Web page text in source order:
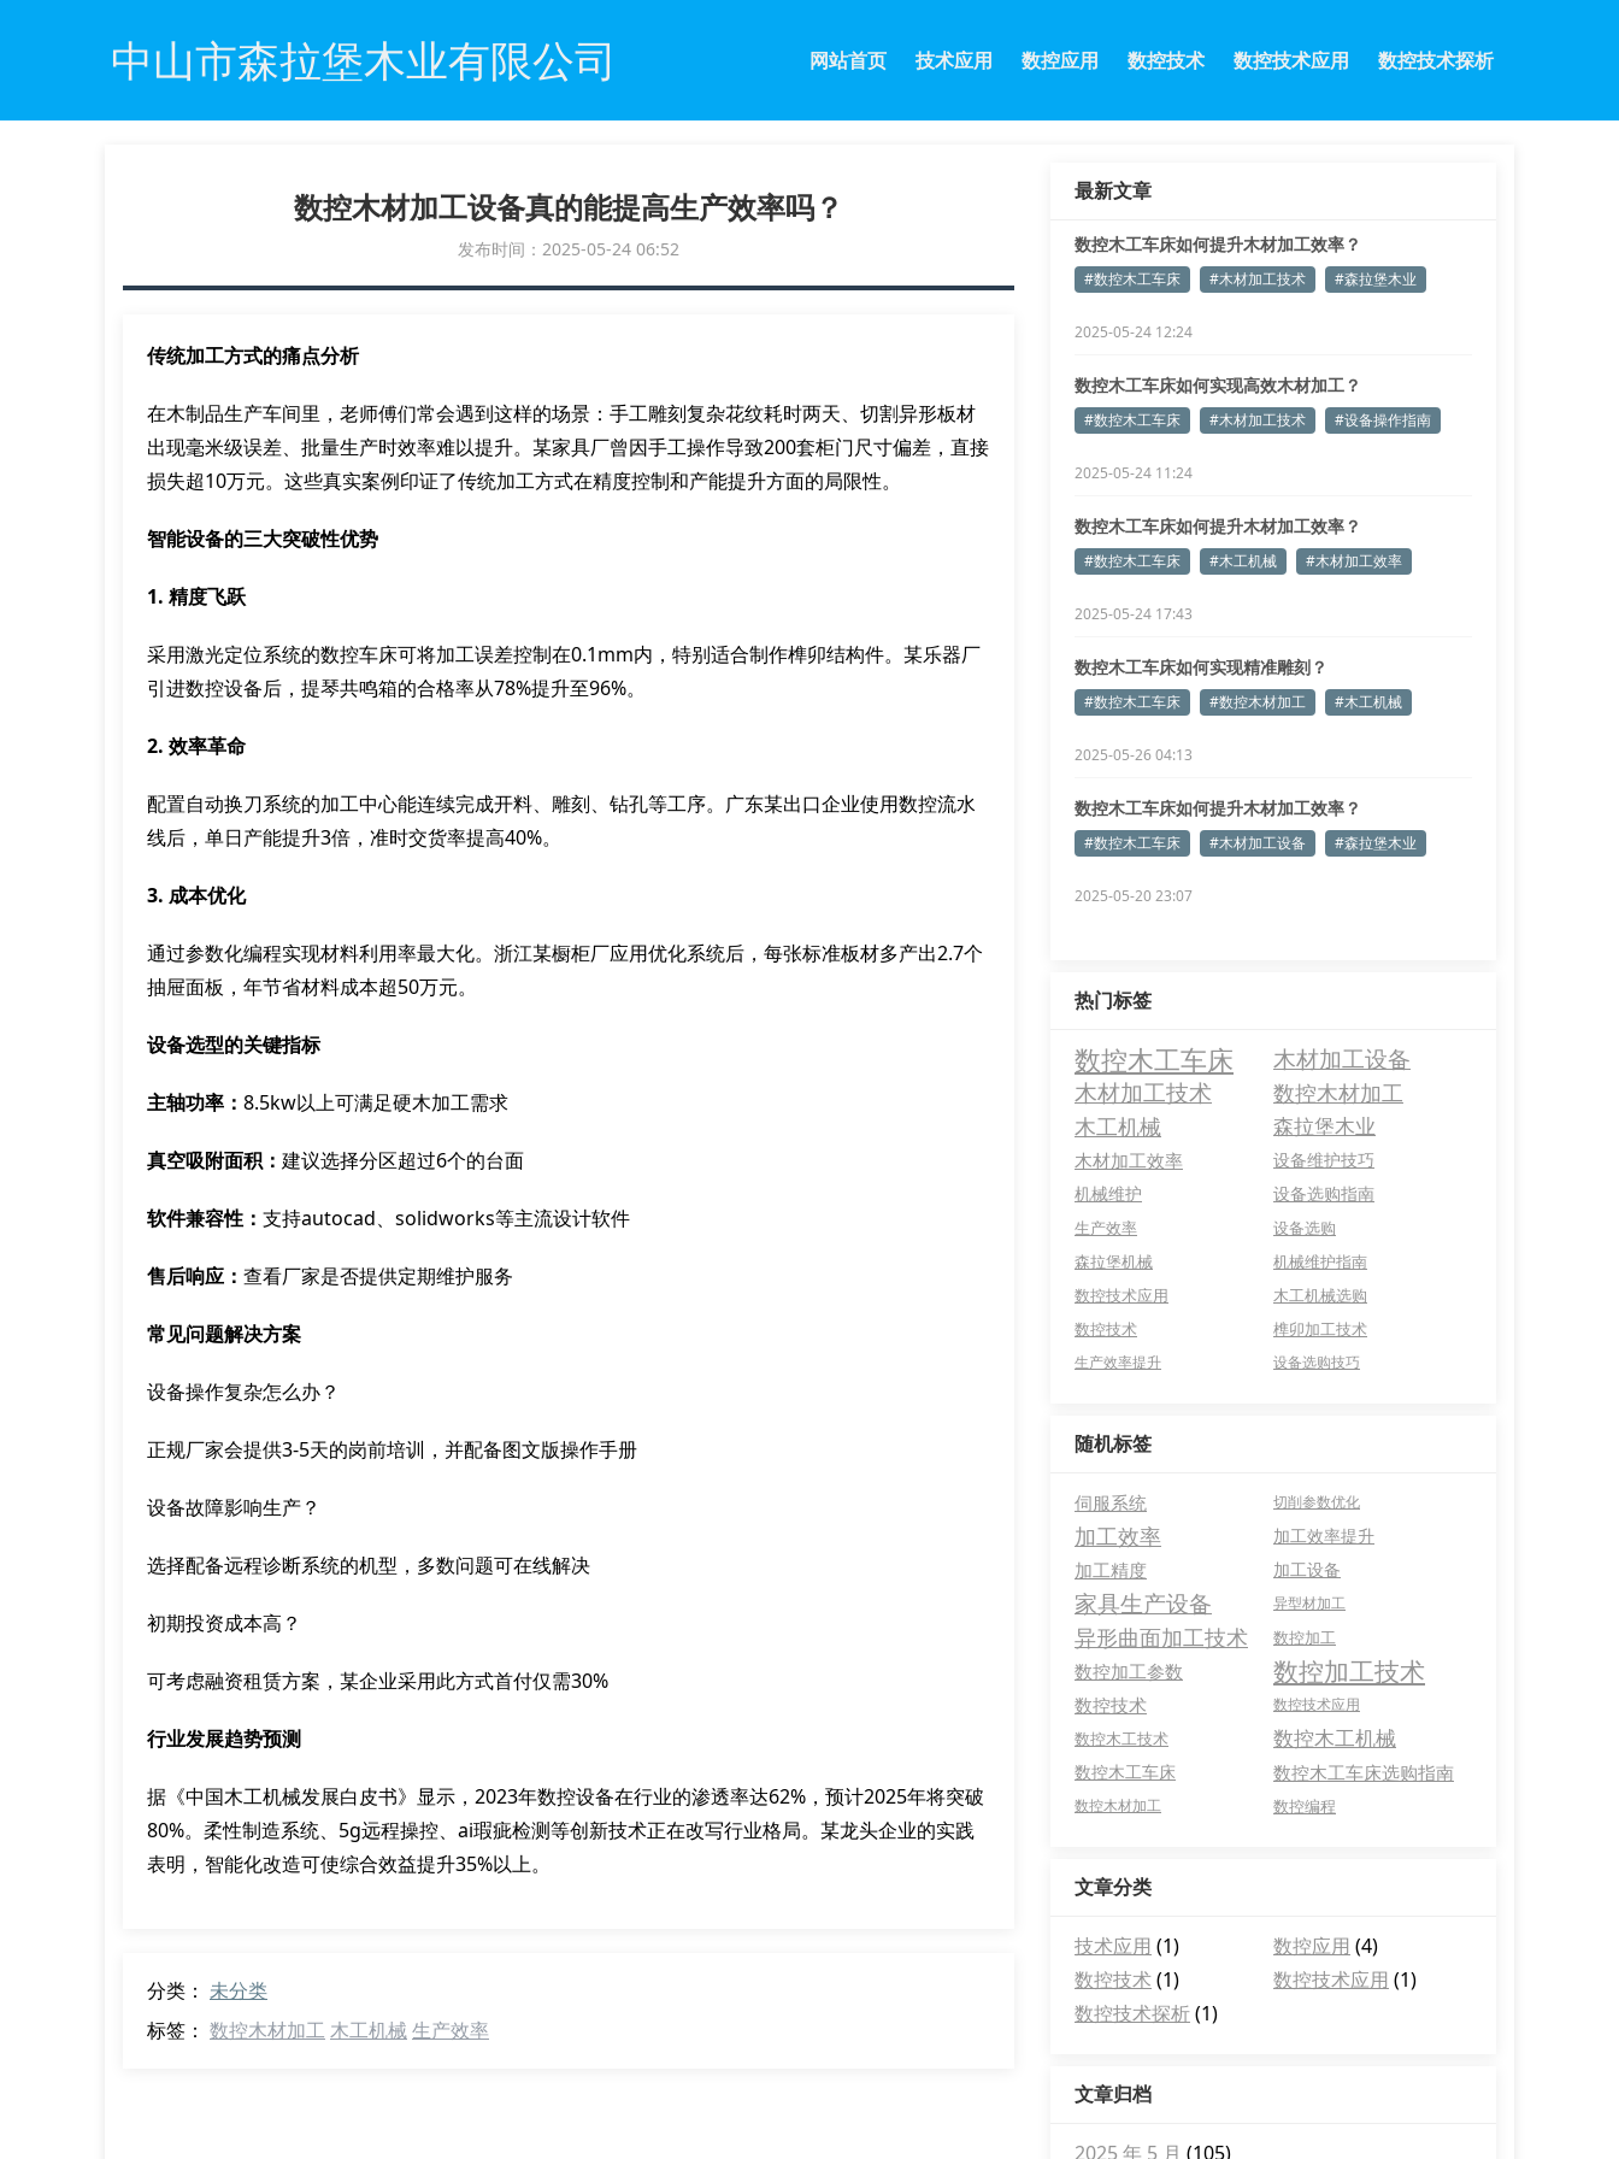
中山市森拉堡木业有限公司 网站首页 技术应用 数控应用 数控技术 数控技术应用 数控技术探析
数控木材加工设备真的能提高生产效率吗？
发布时间：2025-05-24 06:52
传统加工方式的痛点分析
在木制品生产车间里，老师傅们常会遇到这样的场景：手工雕刻复杂花纹耗时两天、切割异形板材
出现毫米级误差、批量生产时效率难以提升。某家具厂曾因手工操作导致200套柜门尺寸偏差，直接
损失超10万元。这些真实案例印证了传统加工方式在精度控制和产能提升方面的局限性。
智能设备的三大突破性优势
1. 精度飞跃
采用激光定位系统的数控车床可将加工误差控制在0.1mm内，特别适合制作榫卯结构件。某乐器厂
引进数控设备后，提琴共鸣箱的合格率从78%提升至96%。
2. 效率革命
配置自动换刀系统的加工中心能连续完成开料、雕刻、钻孔等工序。广东某出口企业使用数控流水
线后，单日产能提升3倍，准时交货率提高40%。
3. 成本优化
通过参数化编程实现材料利用率最大化。浙江某橱柜厂应用优化系统后，每张标准板材多产出2.7个
抽屉面板，年节省材料成本超50万元。
设备选型的关键指标
主轴功率： 8.5kw以上可满足硬木加工需求
真空吸附面积： 建议选择分区超过6个的台面
软件兼容性： 支持autocad、solidworks等主流设计软件
售后响应： 查看厂家是否提供定期维护服务
常见问题解决方案
设备操作复杂怎么办？
正规厂家会提供3-5天的岗前培训，并配备图文版操作手册
设备故障影响生产？
选择配备远程诊断系统的机型，多数问题可在线解决
初期投资成本高？
可考虑融资租赁方案，某企业采用此方式首付仅需30%
行业发展趋势预测
据《中国木工机械发展白皮书》显示，2023年数控设备在行业的渗透率达62%，预计2025年将突破
80%。柔性制造系统、5g远程操控、ai瑕疵检测等创新技术正在改写行业格局。某龙头企业的实践
表明，智能化改造可使综合效益提升35%以上。
分类： 未分类
标签： 数控木材加工 木工机械生产效率
最新文章
数控木工车床如何提升木材加工效率？
#数控木工车床 #木材加工技术 #森拉堡木业
2025-05-24 12:24
数控木工车床如何实现高效木材加工？
#数控木工车床 #木材加工技术 #设备操作指南
2025-05-24 11:24
数控木工车床如何提升木材加工效率？
#数控木工车床 #木工机械 #木材加工效率
2025-05-24 17:43
数控木工车床如何实现精准雕刻？
#数控木工车床 #数控木材加工 #木工机械
2025-05-26 04:13
数控木工车床如何提升木材加工效率？
#数控木工车床 #木材加工设备 #森拉堡木业
2025-05-20 23:07
热门标签
数控木工车床 木材加工设备
木材加工技术
数控木材加工
木工机械
森拉堡木业
木材加工效率
设备维护技巧
机械维护
设备选购指南
生产效率
设备选购
森拉堡机械
机械维护指南
数控技术应用
木工机械选购
数控技术
榫卯加工技术
生产效率提升 设备选购技巧
随机标签
伺服系统 切削参数优化
加工效率 加工效率提升
加工精度 加工设备
家具生产设备 异型材加工
异形曲面加工技术 数控加工
数控加工参数 数控加工技术
数控技术 数控技术应用
数控木工技术 数控木工机械
数控木工车床 数控木工车床选购指南
数控木材加工 数控编程
文章分类
技术应用 (1) 数控应用 (4)
数控技术(1) 数控技术应用 (1)
数控技术探析(1)
文章归档
2025 年 5 月 (105)